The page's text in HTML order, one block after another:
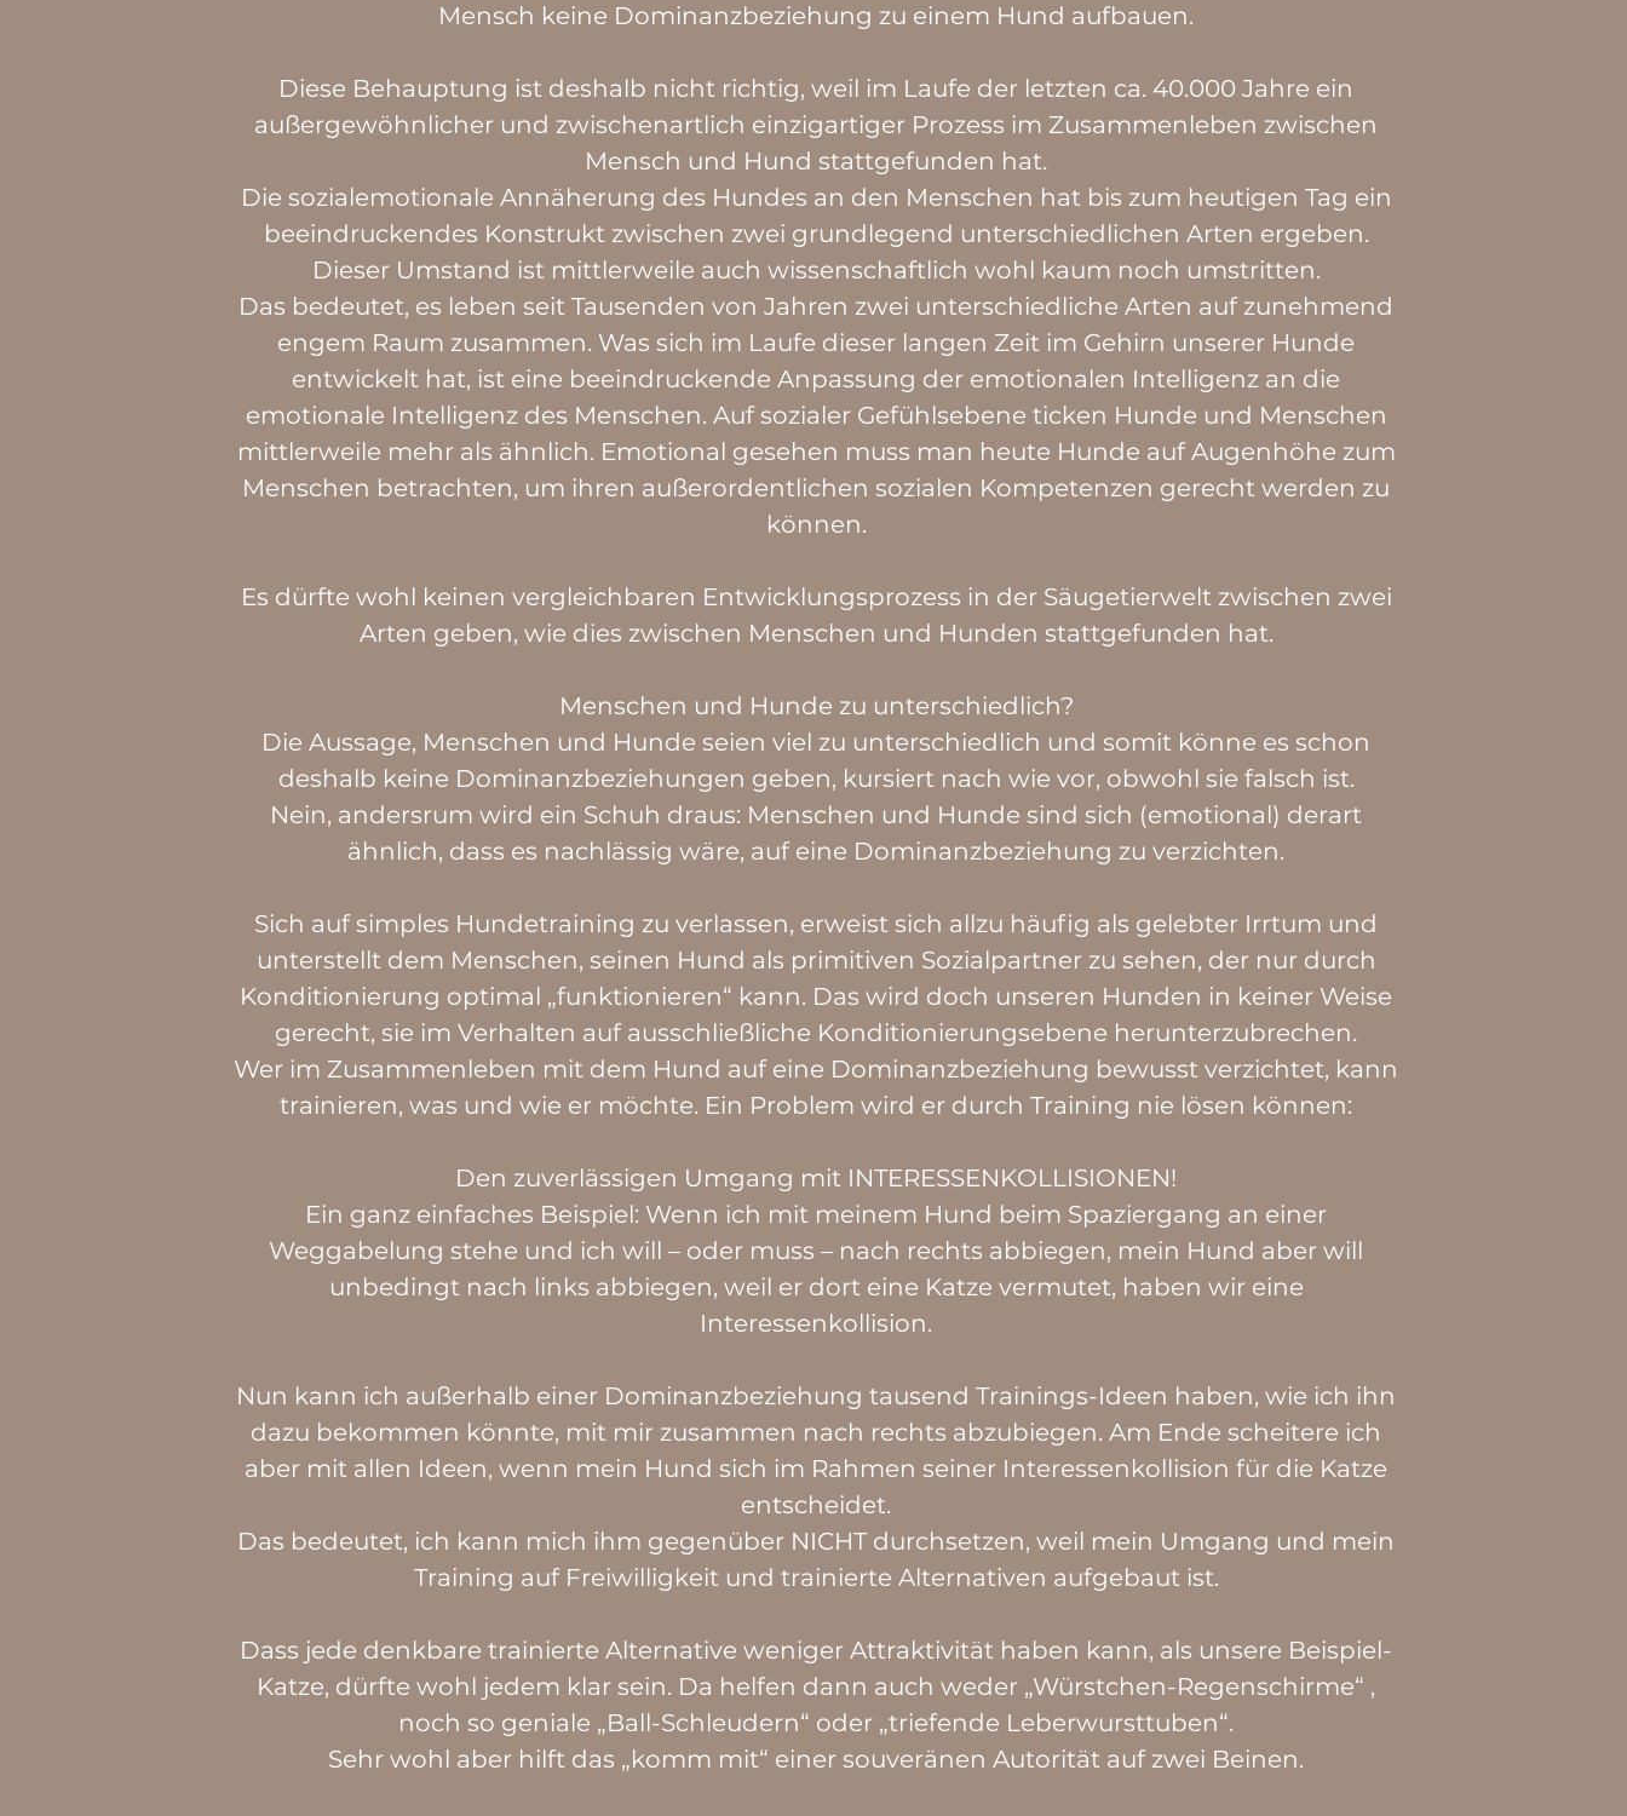
Mensch keine Dominanzbeziehung zu einem Hund aufbauen.
Diese Behauptung ist deshalb nicht richtig, weil im Laufe der letzten ca. 40.000 Jahre ein
außergewöhnlicher und zwischenartlich einzigartiger Prozess im Zusammenleben zwischen
Mensch und Hund stattgefunden hat.
Die sozialemotionale Annäherung des Hundes an den Menschen hat bis zum heutigen Tag ein
beeindruckendes Konstrukt zwischen zwei grundlegend unterschiedlichen Arten ergeben.
Dieser Umstand ist mittlerweile auch wissenschaftlich wohl kaum noch umstritten.
Das bedeutet, es leben seit Tausenden von Jahren zwei unterschiedliche Arten auf zunehmend
engem Raum zusammen. Was sich im Laufe dieser langen Zeit im Gehirn unserer Hunde
entwickelt hat, ist eine beeindruckende Anpassung der emotionalen Intelligenz an die
emotionale Intelligenz des Menschen. Auf sozialer Gefühlsebene ticken Hunde und Menschen
mittlerweile mehr als ähnlich. Emotional gesehen muss man heute Hunde auf Augenhöhe zum
Menschen betrachten, um ihren außerordentlichen sozialen Kompetenzen gerecht werden zu
können.
Es dürfte wohl keinen vergleichbaren Entwicklungsprozess in der Säugetierwelt zwischen zwei
Arten geben, wie dies zwischen Menschen und Hunden stattgefunden hat.
Menschen und Hunde zu unterschiedlich?
Die Aussage, Menschen und Hunde seien viel zu unterschiedlich und somit könne es schon
deshalb keine Dominanzbeziehungen geben, kursiert nach wie vor, obwohl sie falsch ist.
Nein, andersrum wird ein Schuh draus: Menschen und Hunde sind sich (emotional) derart
ähnlich, dass es nachlässig wäre, auf eine Dominanzbeziehung zu verzichten.
Sich auf simples Hundetraining zu verlassen, erweist sich allzu häufig als gelebter Irrtum und
unterstellt dem Menschen, seinen Hund als primitiven Sozialpartner zu sehen, der nur durch
Konditionierung optimal „funktionieren“ kann. Das wird doch unseren Hunden in keiner Weise
gerecht, sie im Verhalten auf ausschließliche Konditionierungsebene herunterzubrechen.
Wer im Zusammenleben mit dem Hund auf eine Dominanzbeziehung bewusst verzichtet, kann
trainieren, was und wie er möchte. Ein Problem wird er durch Training nie lösen können:
Den zuverlässigen Umgang mit INTERESSENKOLLISIONEN!
Ein ganz einfaches Beispiel: Wenn ich mit meinem Hund beim Spaziergang an einer
Weggabelung stehe und ich will – oder muss – nach rechts abbiegen, mein Hund aber will
unbedingt nach links abbiegen, weil er dort eine Katze vermutet, haben wir eine
Interessenkollision.
Nun kann ich außerhalb einer Dominanzbeziehung tausend Trainings-Ideen haben, wie ich ihn
dazu bekommen könnte, mit mir zusammen nach rechts abzubiegen. Am Ende scheitere ich
aber mit allen Ideen, wenn mein Hund sich im Rahmen seiner Interessenkollision für die Katze
entscheidet.
Das bedeutet, ich kann mich ihm gegenüber NICHT durchsetzen, weil mein Umgang und mein
Training auf Freiwilligkeit und trainierte Alternativen aufgebaut ist.
Dass jede denkbare trainierte Alternative weniger Attraktivität haben kann, als unsere Beispiel-
Katze, dürfte wohl jedem klar sein. Da helfen dann auch weder „Würstchen-Regenschirme“ ,
noch so geniale „Ball-Schleudern“ oder „triefende Leberwursttuben“.
Sehr wohl aber hilft das „komm mit“ einer souveränen Autorität auf zwei Beinen.